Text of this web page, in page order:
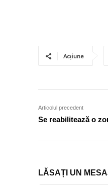
Acțiune
Articolul precedent
Se reabilitează o
LĂSAȚI UN